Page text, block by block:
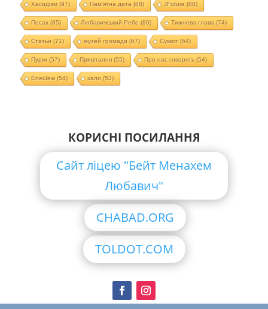
Хасидізм (97) Пам'ятна дата (88) JFuture (88)
Песах(85) Любавичський Ребе (80) Тижнева глава (74)
Статьи (71) музей громади (67) Суккот (64)
Пурім (57) Привітання(55) Про нас говорять(54)
EnerJew(54) хали (53)
КОРИСНІ ПОСИЛАННЯ
Сайт ліцею "Бейт Менахем
Любавич"
CHABAD.ORG
TOLDOT.COM